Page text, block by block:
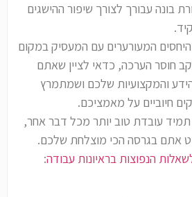
בונה עבורך לצורך שיפור ההישגים
המעורערים עם המעסיק במקום
חוסר הערכה, כדאי לציין שאתם
והמקצועיות שלכם ושמתמרץ
חיוביים על מאמציכם.
תמיד עובדת טוב יותר מכל דבר אחר,
אתם בגרסה הכי מוצלחת שלכם.
הנפוצות בראיונות עבודה: